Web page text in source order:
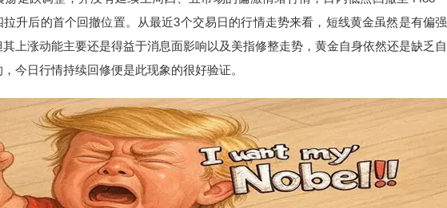
升后的首个回撤位置。从最近3个交易日的行情走势来看，短线黄金虽然是有偏强
上涨动能主要还是得益于消息面影响以及美指修整走势，黄金自身依然还是缺乏自
今日行情持续回修便是此现象的很好验证。